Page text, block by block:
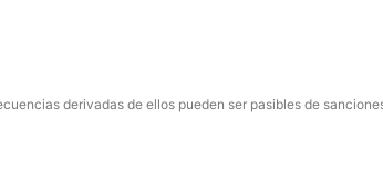
derivadas de ellos pueden ser pasibles de